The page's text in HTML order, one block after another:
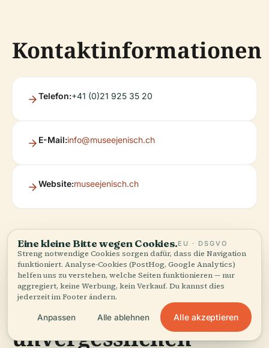
Kontaktinformationen
Telefon:+41 (0)21 925 35 20
E-Mail:info@museejenisch.ch
Website:museejenisch.ch
Praktische Tipps für
einen
unvergesslichen
Eine kleine Bitte wegen Cookies.EU · DSGVO
Streng notwendige Cookies sorgen dafür, dass die Navigation
funktioniert. Analyse-Cookies (PostHog, Google Analytics)
helfen uns zu verstehen, welche Seiten funktionieren — nur
aggregiert, keine Werbung, kein Verkauf. Du kannst dies
jederzeit im Footer ändern.
Anpassen Alle ablehnen Alle akzeptieren